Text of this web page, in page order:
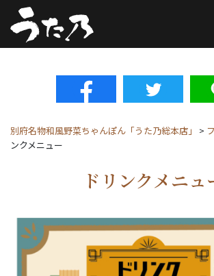
別府名物和風野菜ちゃんぽん「うた乃総本店」 >
ンクメニュー
ドリンクメニュ